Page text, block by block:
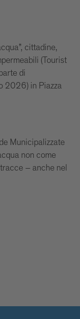
cittadine,
(Tourist
di
2026) in Piazza
Municipalizzate
non come
– anche nel